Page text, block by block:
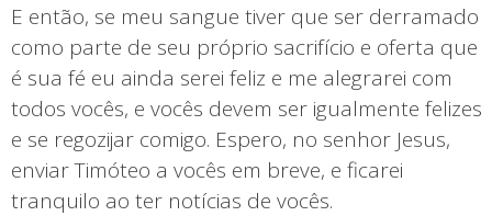
E então, se meu sangue tiver que ser derramado
como parte de seu próprio sacrifício e oferta que
é sua fé eu ainda serei feliz e me alegrarei com
todos vocês, e vocês devem ser igualmente felizes
e se regozijar comigo. Espero, no senhor Jesus,
enviar Timóteo a vocês em breve, e ficarei
tranquilo ao ter notícias de vocês.